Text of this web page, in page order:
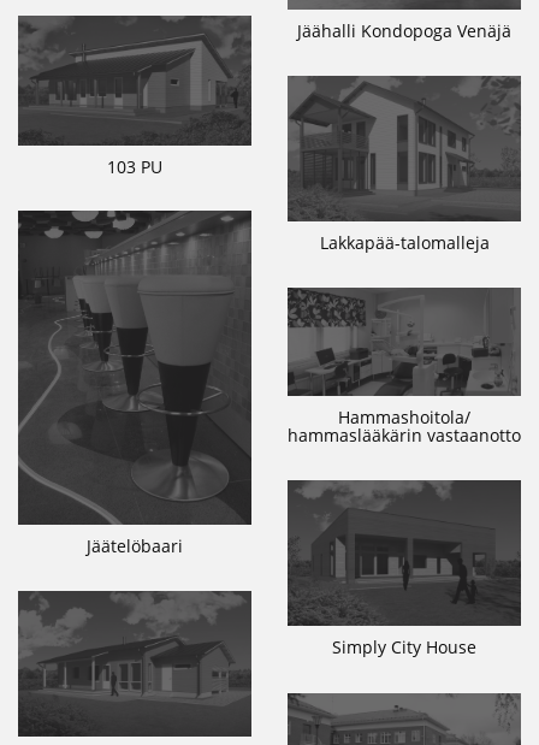
Jäähalli Kondopoga Venäjä
103 PU
Lakkapää-talomalleja
Jäätelöbaari
Hammashoitola/
hammaslääkärin vastaanotto
Simply City House